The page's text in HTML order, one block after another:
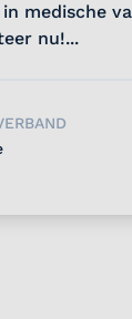
medische
nu!...